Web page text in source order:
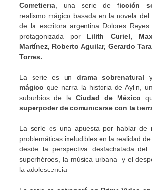
Cometierra, una serie de ficción
realismo mágico basada en la novela del
de la escritora argentina Dolores
protagonizada por Lilith Curiel,
Martínez, Roberto Aguilar, Gerardo
Torres.
La serie es un drama sobrenatural
mágico que narra la historia de Aylín,
suburbios de laCiudad de México
superpoder de comunicarse con la
La serie es una apuesta por hablar de
problemáticas ineludibles en la realidad
desde la perspectiva desfachatada
superhéroes, la música urbana, y el
la adolescencia.